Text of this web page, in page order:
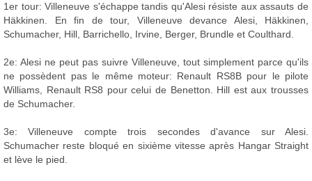
1er tour: Villeneuve s'échappe tandis qu'Alesi résiste aux assauts de
Häkkinen. En fin de tour, Villeneuve devance Alesi, Häkkinen,
Schumacher, Hill, Barrichello, Irvine, Berger, Brundle et Coulthard.
2e: Alesi ne peut pas suivre Villeneuve, tout simplement parce qu'ils
ne possèdent pas le même moteur: Renault RS8B pour le pilote
Williams, Renault RS8 pour celui de Benetton. Hill est aux trousses
de Schumacher.
3e: Villeneuve compte trois secondes d'avance sur Alesi.
Schumacher reste bloqué en sixième vitesse après Hangar Straight
et lève le pied.